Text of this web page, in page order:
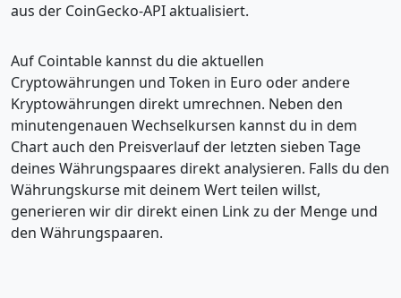
aus der CoinGecko-API aktualisiert.
Auf Cointable kannst du die aktuellen
Cryptowährungen und Token in Euro oder andere
Kryptowährungen direkt umrechnen. Neben den
minutengenauen Wechselkursen kannst du in dem
Chart auch den Preisverlauf der letzten sieben Tage
deines Währungspaares direkt analysieren. Falls du den
Währungskurse mit deinem Wert teilen willst,
generieren wir dir direkt einen Link zu der Menge und
den Währungspaaren.